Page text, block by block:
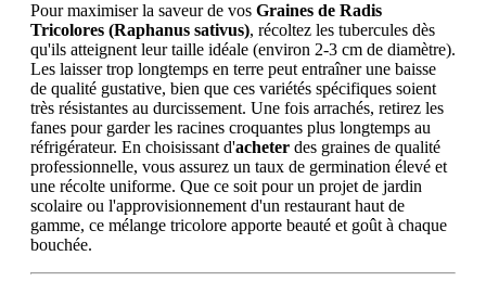
Pour maximiser la saveur de vos Graines de Radis
Tricolores (Raphanus sativus), récoltez les tubercules dès
qu'ils atteignent leur taille idéale (environ 2-3 cm de diamètre).
Les laisser trop longtemps en terre peut entraîner une baisse
de qualité gustative, bien que ces variétés spécifiques soient
très résistantes au durcissement. Une fois arrachés, retirez les
fanes pour garder les racines croquantes plus longtemps au
réfrigérateur. En choisissant d'acheter des graines de qualité
professionnelle, vous assurez un taux de germination élevé et
une récolte uniforme. Que ce soit pour un projet de jardin
scolaire ou l'approvisionnement d'un restaurant haut de
gamme, ce mélange tricolore apporte beauté et goût à chaque
bouchée.